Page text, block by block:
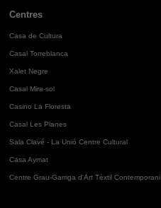
Centres
Casa de Cultura
Casal Torreblanca
Xalet Negre
Casal Mira-sol
Casino La Floresta
Casal Les Planes
Sala Clavé - La Unió Centre Cultural
Casa Aymat
Centre Grau-Garriga d'Art Tèxtil Contemporani